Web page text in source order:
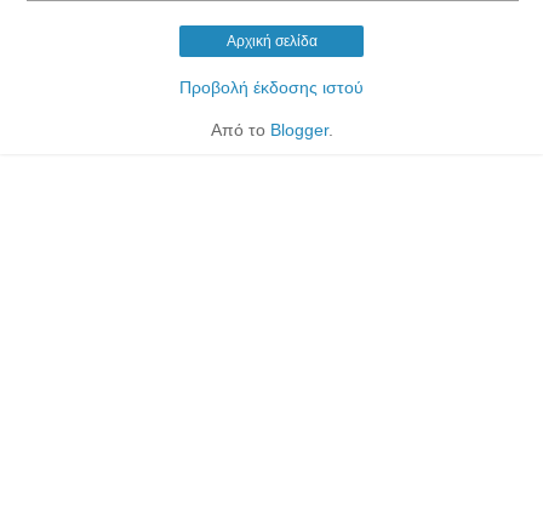
Αρχική σελίδα
Προβολή έκδοσης ιστού
Από το Blogger.